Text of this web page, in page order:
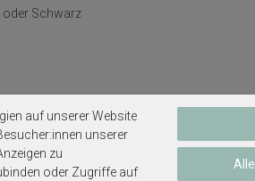
oder Schwarz
auf unserer Website
unserer
zu
oder Zugriffe auf